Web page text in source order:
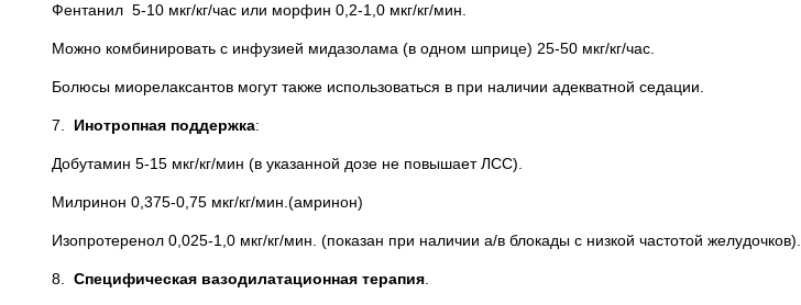
Фентанил 5-10 мкг/кг/час или морфин 0,2-1,0 мкг/кг/мин.
Можно комбинировать с инфузией мидазолама (в одном шприце) 25-50 мкг/кг/час.
Болюсы миорелаксантов могут также использоваться в при наличии адекватной седации.
7. Инотропная поддержка:
Добутамин 5-15 мкг/кг/мин (в указанной дозе не повышает ЛСС).
Милринон 0,375-0,75 мкг/кг/мин.(амринон)
Изопротеренол 0,025-1,0 мкг/кг/мин. (показан при наличии а/в блокады с низкой частотой желудочков).
8. Специфическая вазодилатационная терапия.